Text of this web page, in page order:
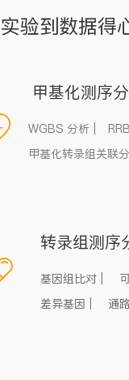
验到数据得
甲基化测序
WGBS 分析 |
甲基化转录组关联
转录组测序
基因组比对
差异基因
通